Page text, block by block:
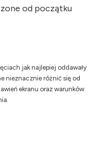
od początku
jak najlepiej oddawały
nieznacznie różnić się od
ekranu oraz warunków